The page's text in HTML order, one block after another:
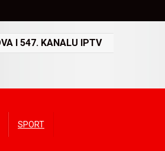
I 547. KANALU IPTV
SPORT